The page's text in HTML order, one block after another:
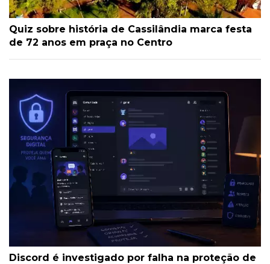
Quiz sobre história de Cassilândia marca festa
de 72 anos em praça no Centro
Discord é investigado por falha na proteção de